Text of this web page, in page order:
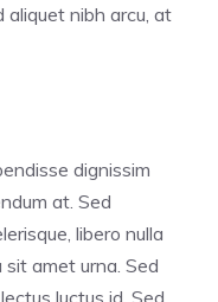
aliquet nibh arcu, at
dignissim
at. Sed
libero nulla
amet urna. Sed
luctus id. Sed